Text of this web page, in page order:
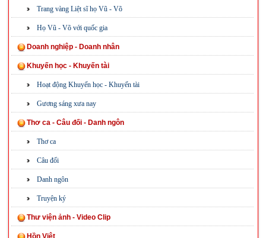
Trang vàng Liệt sĩ họ Vũ - Võ
Họ Vũ - Võ với quốc gia
Doanh nghiệp - Doanh nhân
Khuyến học - Khuyến tài
Hoạt động Khuyến học - Khuyến tài
Gương sáng xưa nay
Thơ ca - Câu đối - Danh ngôn
Thơ ca
Câu đối
Danh ngôn
Truyện ký
Thư viện ảnh - Video Clip
Hồn Việt